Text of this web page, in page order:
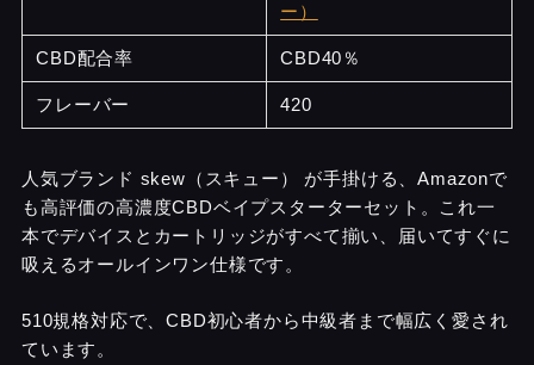
ー）
CBD配合率 CBD40％
フレーバー 420
人気ブランド skew（スキュー） が手掛ける、Amazonで
も高評価の高濃度CBDベイプスターターセット。これ一
本でデバイスとカートリッジがすべて揃い、届いてすぐに
吸えるオールインワン仕様です。
510規格対応で、CBD初心者から中級者まで幅広く愛され
ています。